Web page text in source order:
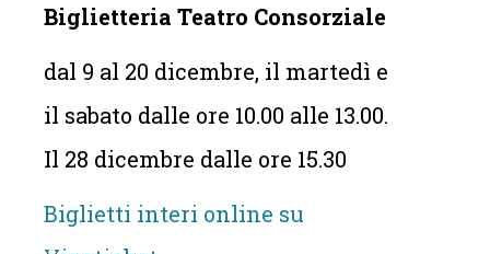
Biglietteria Teatro Consorziale
dal 9 al 20 dicembre, il martedì e
il sabato dalle ore 10.00 alle 13.00.
Il 28 dicembre dalle ore 15.30
Biglietti interi online su